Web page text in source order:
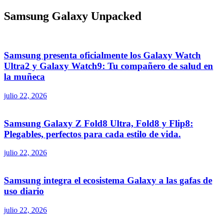
Samsung Galaxy Unpacked
Samsung presenta oficialmente los Galaxy Watch
Ultra2 y Galaxy Watch9: Tu compañero de salud en
la muñeca
julio 22, 2026
Samsung Galaxy Z Fold8 Ultra, Fold8 y Flip8:
Plegables, perfectos para cada estilo de vida.
julio 22, 2026
Samsung integra el ecosistema Galaxy a las gafas de
uso diario
julio 22, 2026